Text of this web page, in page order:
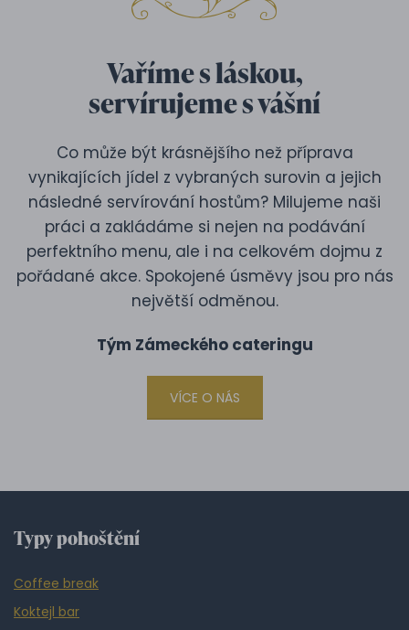
Vaříme s láskou,
servírujeme s vášní
Co může být krásnějšího než příprava
vynikajících jídel z vybraných surovin a jejich
následné servírování hostům? Milujeme naši
práci a zakládáme si nejen na podávání
perfektního menu, ale i na celkovém dojmu z
pořádané akce. Spokojené úsměvy jsou pro nás
největší odměnou.
Tým Zámeckého cateringu
VÍCE O NÁS
Typy pohoštění
Coffee break
Koktejl bar